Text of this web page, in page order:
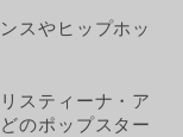
スやヒップホッ
スティーナ・ア
のポップスター